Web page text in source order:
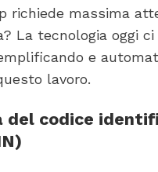
richiede massima
La tecnologia oggi
e
lavoro.
del codice